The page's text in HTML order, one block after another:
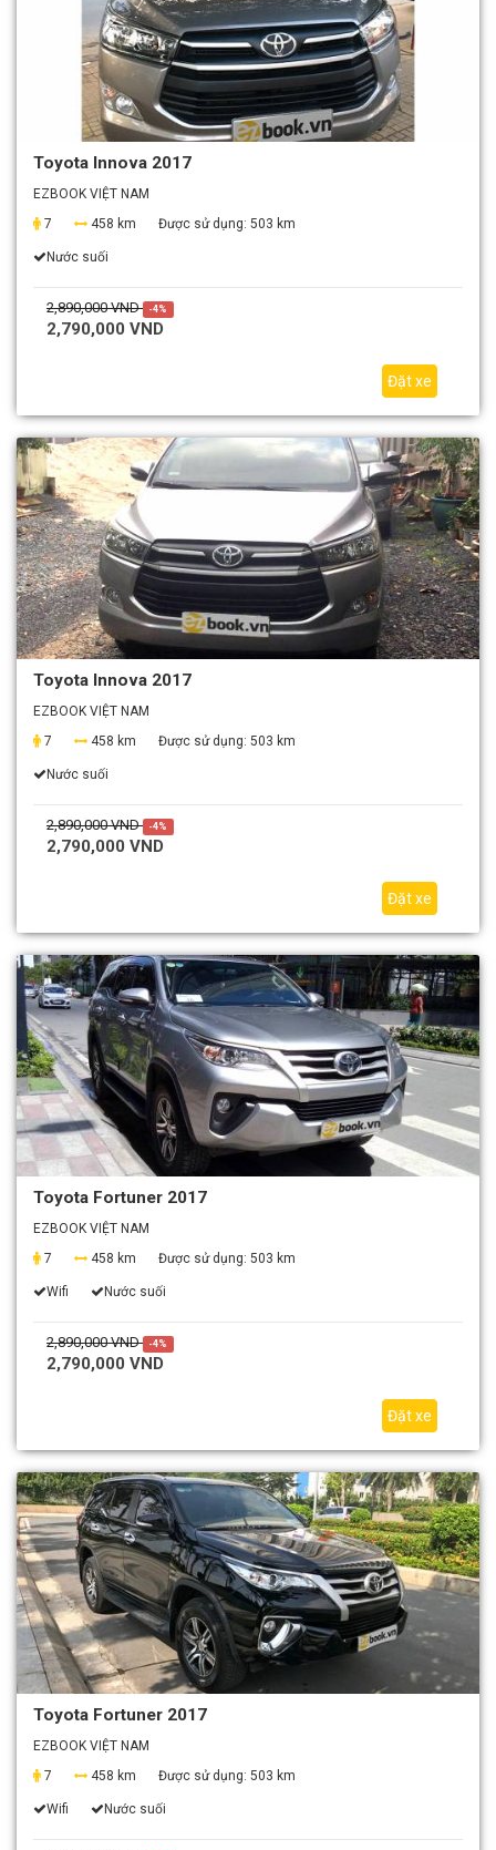
Toyota Innova 2017
EZBOOK VIỆT NAM
7
458 km Được sử dụng: 503 km
Nước suối
2,890,000 VND -4%
2,790,000 VND
Đặt xe
Toyota Innova 2017
EZBOOK VIỆT NAM
7
458 km Được sử dụng: 503 km
Nước suối
2,890,000 VND -4%
2,790,000 VND
Đặt xe
Toyota Fortuner 2017
EZBOOK VIỆT NAM
7
458 km Được sử dụng: 503 km
Wifi Nước suối
2,890,000 VND -4%
2,790,000 VND
Đặt xe
Toyota Fortuner 2017
EZBOOK VIỆT NAM
7
458 km Được sử dụng: 503 km
Wifi Nước suối